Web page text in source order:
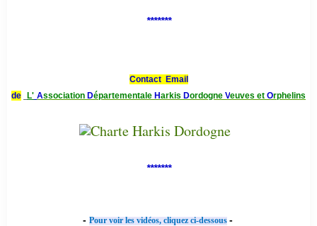
*******
Contact Email
de L' Association Départementale Harkis Dordogne Veuves et Orphelins
*******
- Pour voir les vidéos, cliquez ci-dessous -